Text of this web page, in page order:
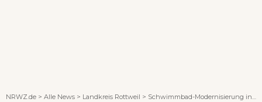
NRWZ.de > Alle News > Landkreis Rottweil > Schwimmbad-Modernisierung in Tennenbronn läuft planmäßig